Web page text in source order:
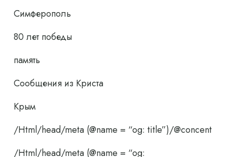
Симферополь
80 лет победы
память
Сообщения из Криста
Крым
/Html/head/meta (@name = “og: title”)/@concent
/Html/head/meta (@name = “og: